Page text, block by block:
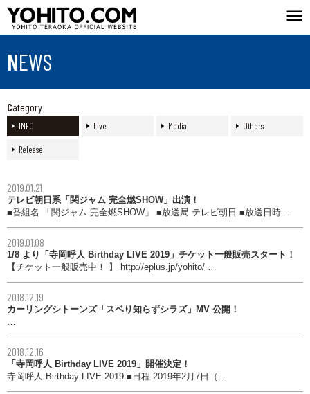
NEWS
Category
INFO Live Media Others
Release
2019.01.21
テレビ朝日系「関ジャム 完全燃SHOW」出演！
■番組名 「関ジャム 完全燃SHOW」 ■放送局 テレビ朝日 ■放送日時…
2019.01.08
1/8 より「寺岡呼人 Birthday LIVE 2019」チケット一般販売スタート！
【チケット一般販売中！ 】 http://eplus.jp/yohito/ …
2018.12.19
カーリングシトーンズ「スベり知らずシラズ」MV 公開！
…
2018.12.16
「寺岡呼人 Birthday LIVE 2019」開催決定！
寺岡呼人 Birthday LIVE 2019 ■日程 2019年2月7日（…